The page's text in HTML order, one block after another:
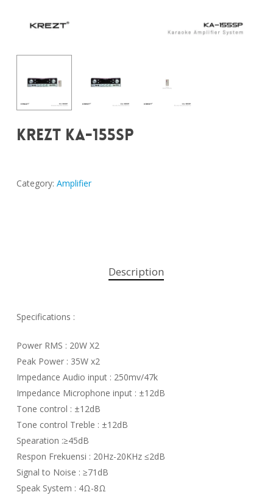
KREZT KA-155SP
Category: Amplifier
Description
Specifications :
Power RMS : 20W X2
Peak Power : 35W x2
Impedance Audio input : 250mv/47k
Impedance Microphone input : ±12dB
Tone control : ±12dB
Tone control Treble : ±12dB
Spearation :≥45dB
Respon Frekuensi : 20Hz-20KHz ≤2dB
Signal to Noise : ≥71dB
Speak System : 4Ω-8Ω